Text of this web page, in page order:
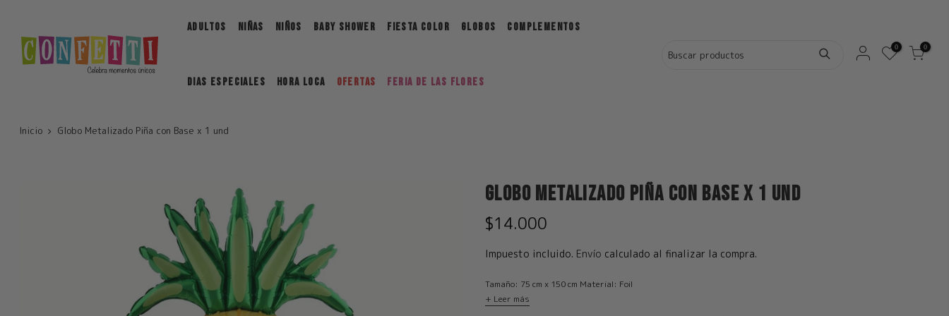
ADULTOS
NIÑAS NIÑOS BABY SHOWER FIESTA COLOR GLOBOS COMPLEMENTOS
DIAS ESPECIALES Hora Loca Ofertas FERIA DE LAS FLORES
0 0
Inicio Globo Metalizado Piña con Base x 1 und
Globo Metalizado Piña con Base x 1 und
$14.000
Impuesto incluido. Envío calculado al finalizar la compra.
Tamaño: 75 cm x 150 cm Material: Foil
+ Leer más